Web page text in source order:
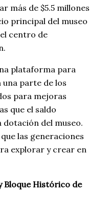
más de $5.5 millones
principal del museo
centro de
plataforma para
parte de los
para mejoras
que el saldo
del museo.
las generaciones
explorar y crear en
Bloque Histórico de